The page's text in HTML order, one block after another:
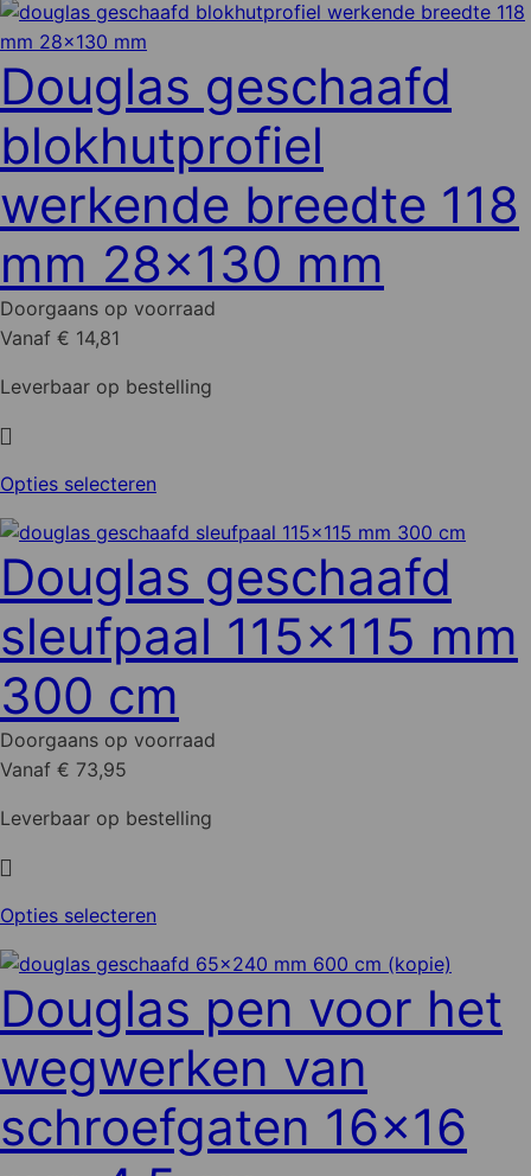
heeft
variaties.
Deze
optie
kan
gekozen
worden
op
de
productpagina
Douglas geschaafd
blokhutprofiel
werkende breedte 118
mm 28x130 mm
Doorgaans op voorraad
Vanaf € 14,81
Leverbaar op bestelling
Opties selecteren
heeft
meerdere
variaties.
Deze
optie
kan
gekozen
worden
de
Douglas geschaafd
sleufpaal 115x115 mm
300 cm
Doorgaans op voorraad
Vanaf € 73,95
Leverbaar op bestelling
Opties selecteren
heeft
meerdere
variaties.
Deze
optie
kan
gekozen
Douglas pen voor het
wegwerken van
schroefgaten 16x16